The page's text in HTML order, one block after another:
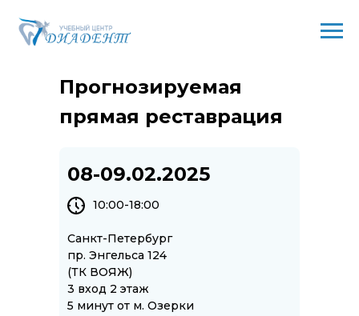
Прогнозируемая
прямая реставрация
10:00-18:00
Санкт-Петербург
пр. Энгельса 124
(ТК ВОЯЖ)
3 вход 2 этаж
5 минут от м. Озерки
08-09.02.2025